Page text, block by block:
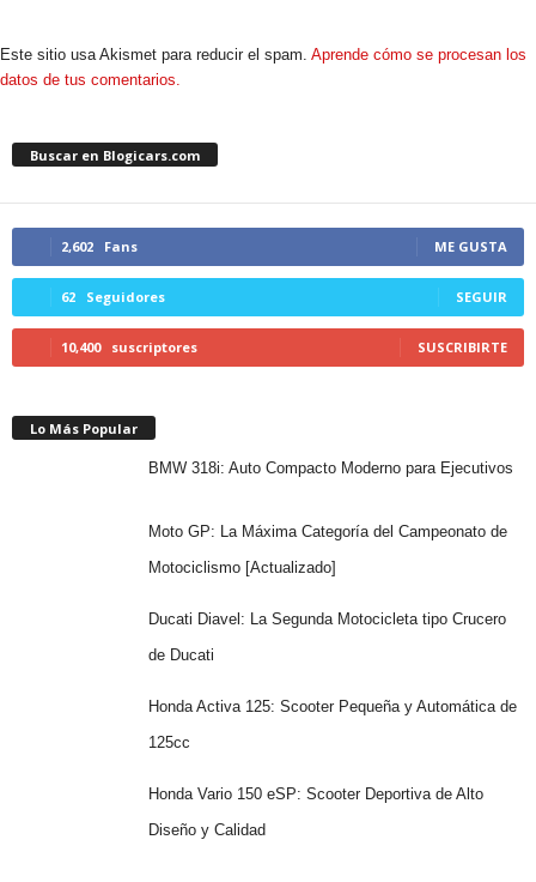
Este sitio usa Akismet para reducir el spam. Aprende cómo se procesan los
datos de tus comentarios.
Buscar en Blogicars.com
2,602 Fans ME GUSTA
62 Seguidores SEGUIR
10,400 suscriptores SUSCRIBIRTE
Lo Más Popular
BMW 318i: Auto Compacto Moderno para Ejecutivos
Moto GP: La Máxima Categoría del Campeonato de
Motociclismo [Actualizado]
Ducati Diavel: La Segunda Motocicleta tipo Crucero
de Ducati
Honda Activa 125: Scooter Pequeña y Automática de
125cc
Honda Vario 150 eSP: Scooter Deportiva de Alto
Diseño y Calidad